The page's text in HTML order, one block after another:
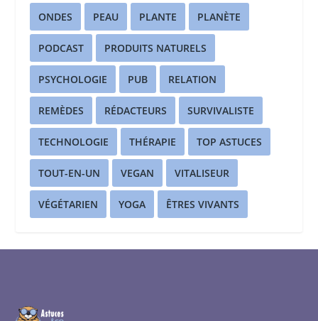
ONDES PEAU PLANTE PLANÈTE
PODCAST PRODUITS NATURELS
PSYCHOLOGIE PUB RELATION
REMÈDES RÉDACTEURS SURVIVALISTE
TECHNOLOGIE THÉRAPIE TOP ASTUCES
TOUT-EN-UN VEGAN VITALISEUR
VÉGÉTARIEN YOGA ÊTRES VIVANTS